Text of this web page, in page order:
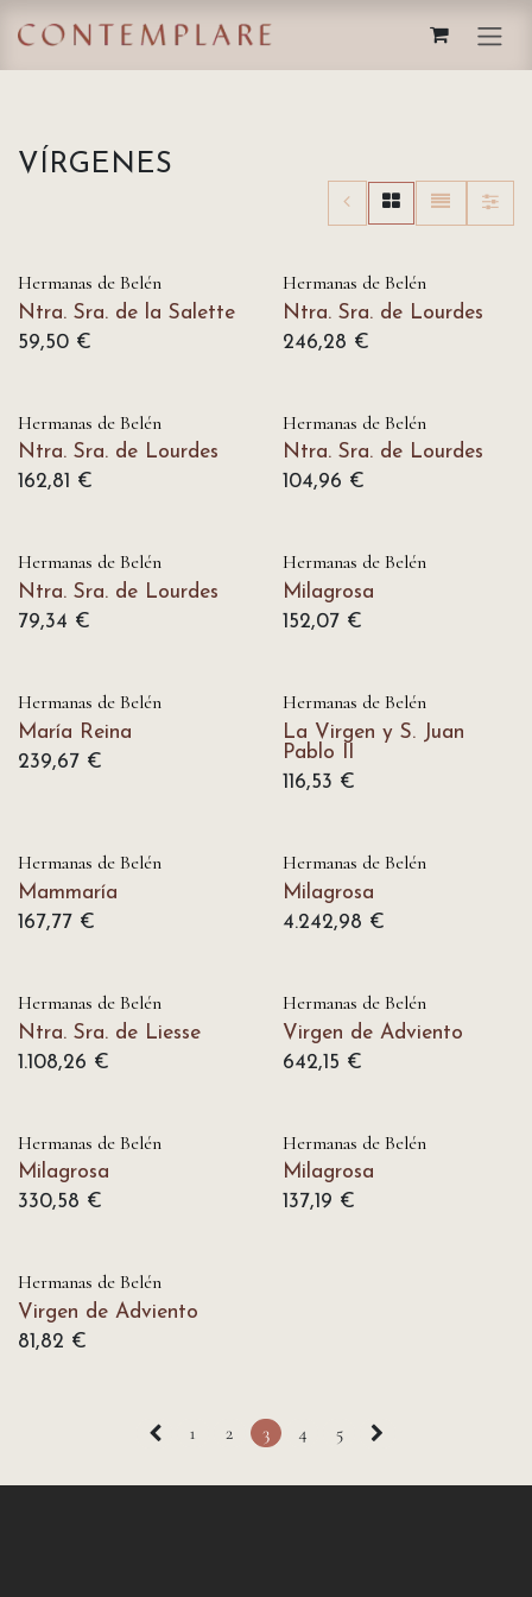
VÍRGENES
Hermanas de Belén
Ntra. Sra. de la Salette
59,50 €
Hermanas de Belén
Ntra. Sra. de Lourdes
246,28 €
Hermanas de Belén
Ntra. Sra. de Lourdes
162,81 €
Hermanas de Belén
Ntra. Sra. de Lourdes
104,96 €
Hermanas de Belén
Ntra. Sra. de Lourdes
79,34 €
Hermanas de Belén
Milagrosa
152,07 €
Hermanas de Belén
María Reina
239,67 €
Hermanas de Belén
La Virgen y S. Juan
Pablo II
116,53 €
Hermanas de Belén
Mammaría
167,77 €
Hermanas de Belén
Milagrosa
4.242,98 €
Hermanas de Belén
Ntra. Sra. de Liesse
1.108,26 €
Hermanas de Belén
Virgen de Adviento
642,15 €
Hermanas de Belén
Milagrosa
330,58 €
Hermanas de Belén
Milagrosa
137,19 €
Hermanas de Belén
Virgen de Adviento
81,82 €
1 2 3 4 5